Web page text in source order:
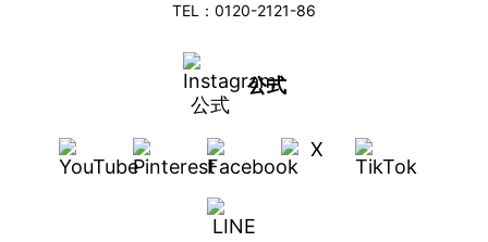
TEL：0120-2121-86
公式